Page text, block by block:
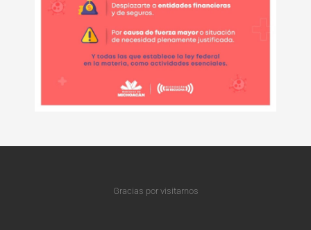
Gracias por visitarnos